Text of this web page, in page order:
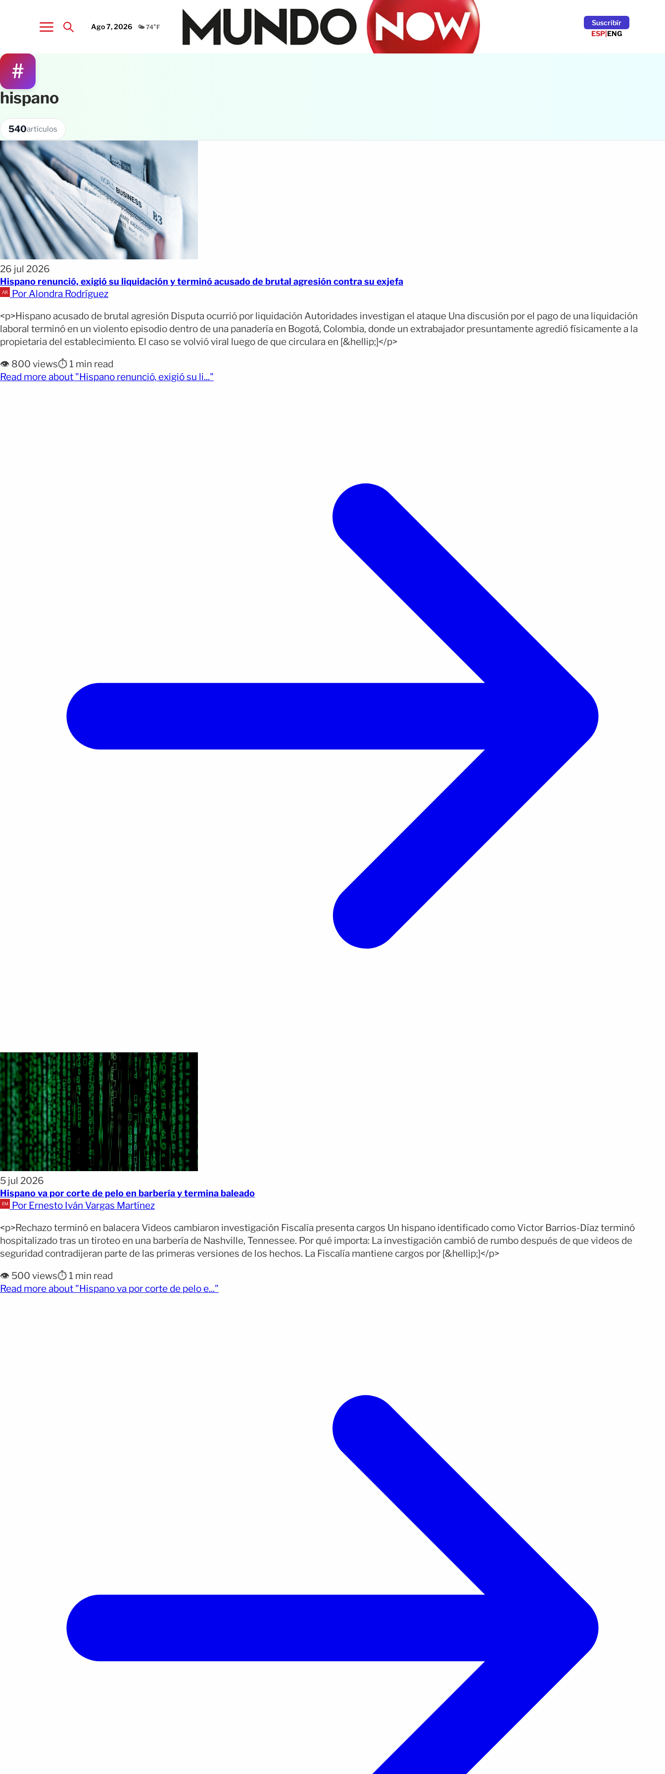
Ago 7, 2026 🌤️ 74°F
Suscribír
ESP|ENG
#
hispano
540artículos
26 jul 2026
Hispano renunció, exigió su liquidación y terminó acusado de brutal agresión contra su exjefa
Por Alondra Rodríguez
<p>Hispano acusado de brutal agresión Disputa ocurrió por liquidación Autoridades investigan el ataque Una discusión por el pago de una liquidación
laboral terminó en un violento episodio dentro de una panadería en Bogotá, Colombia, donde un extrabajador presuntamente agredió físicamente a la
propietaria del establecimiento. El caso se volvió viral luego de que circulara en [&hellip;]</p>
👁️ 800 views⏱️ 1 min read
Read more about "Hispano renunció, exigió su li..."
5 jul 2026
Hispano va por corte de pelo en barbería y termina baleado
Por Ernesto Iván Vargas Martínez
<p>Rechazo terminó en balacera Videos cambiaron investigación Fiscalía presenta cargos Un hispano identificado como Victor Barrios-Díaz terminó
hospitalizado tras un tiroteo en una barbería de Nashville, Tennessee. Por qué importa: La investigación cambió de rumbo después de que videos de
seguridad contradijeran parte de las primeras versiones de los hechos. La Fiscalía mantiene cargos por [&hellip;]</p>
👁️ 500 views⏱️ 1 min read
Read more about "Hispano va por corte de pelo e..."